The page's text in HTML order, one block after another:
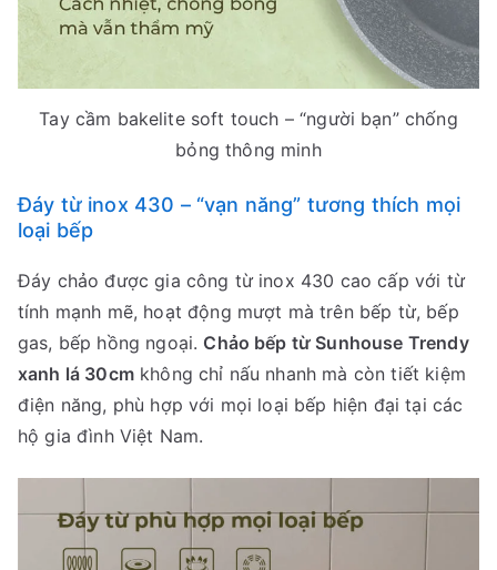
Tay cầm bakelite soft touch – “người bạn” chống
bỏng thông minh
Đáy từ inox 430 – “vạn năng” tương thích mọi
loại bếp
Đáy chảo được gia công từ inox 430 cao cấp với từ
tính mạnh mẽ, hoạt động mượt mà trên bếp từ, bếp
gas, bếp hồng ngoại. Chảo bếp từ Sunhouse Trendy
xanh lá 30cmkhông chỉ nấu nhanh mà còn tiết kiệm
điện năng, phù hợp với mọi loại bếp hiện đại tại các
hộ gia đình Việt Nam.